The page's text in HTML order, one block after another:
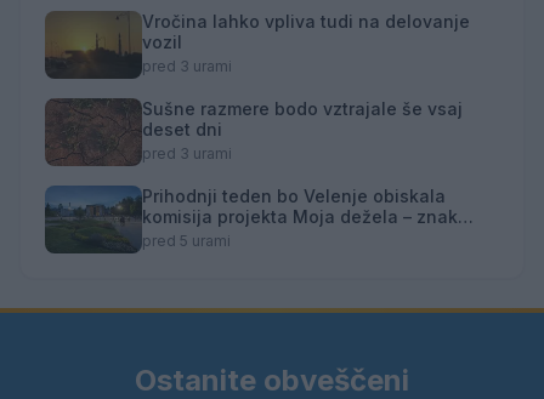
Vročina lahko vpliva tudi na delovanje
vozil
pred 3 urami
Sušne razmere bodo vztrajale še vsaj
deset dni
pred 3 urami
Prihodnji teden bo Velenje obiskala
komisija projekta Moja dežela – znak
gostoljubnosti
pred 5 urami
Ostanite obveščeni